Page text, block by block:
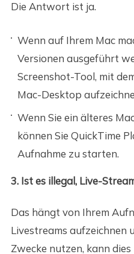
Die Antwort ist ja.
Wenn auf Ihrem Mac
Versionen ausgeführt
Screenshot-Tool, mit
Mac-Desktop
Wenn Sie ein älteres
können Sie QuickTime
Aufnahme zu starten.
3. Ist es illegal, Live-
Das hängt von Ihrem
Livestreams aufzeichnen
Zwecke nutzen, kann